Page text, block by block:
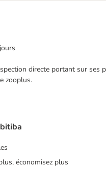
directe portant sur
zooplus.
économisez plus